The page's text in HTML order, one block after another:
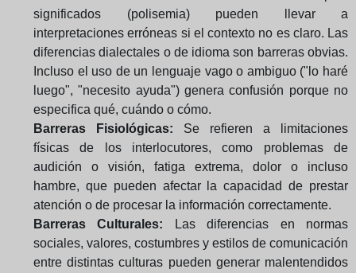
significados (polisemia) pueden llevar a
interpretaciones erróneas si el contexto no es claro. Las
diferencias dialectales o de idioma son barreras obvias.
Incluso el uso de un lenguaje vago o ambiguo ("lo haré
luego", "necesito ayuda") genera confusión porque no
especifica qué, cuándo o cómo.
Barreras Fisiológicas: Se refieren a limitaciones
físicas de los interlocutores, como problemas de
audición o visión, fatiga extrema, dolor o incluso
hambre, que pueden afectar la capacidad de prestar
atención o de procesar la información correctamente.
Barreras Culturales: Las diferencias en normas
sociales, valores, costumbres y estilos de comunicación
entre distintas culturas pueden generar malentendidos